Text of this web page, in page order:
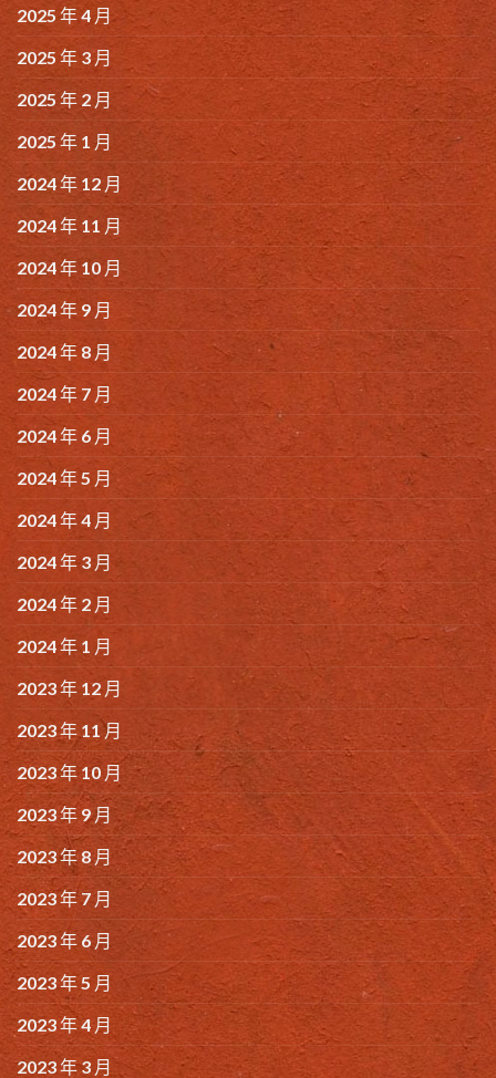
2025 年 4 月
2025 年 3 月
2025 年 2 月
2025 年 1 月
2024 年 12 月
2024 年 11 月
2024 年 10 月
2024 年 9 月
2024 年 8 月
2024 年 7 月
2024 年 6 月
2024 年 5 月
2024 年 4 月
2024 年 3 月
2024 年 2 月
2024 年 1 月
2023 年 12 月
2023 年 11 月
2023 年 10 月
2023 年 9 月
2023 年 8 月
2023 年 7 月
2023 年 6 月
2023 年 5 月
2023 年 4 月
2023 年 3 月